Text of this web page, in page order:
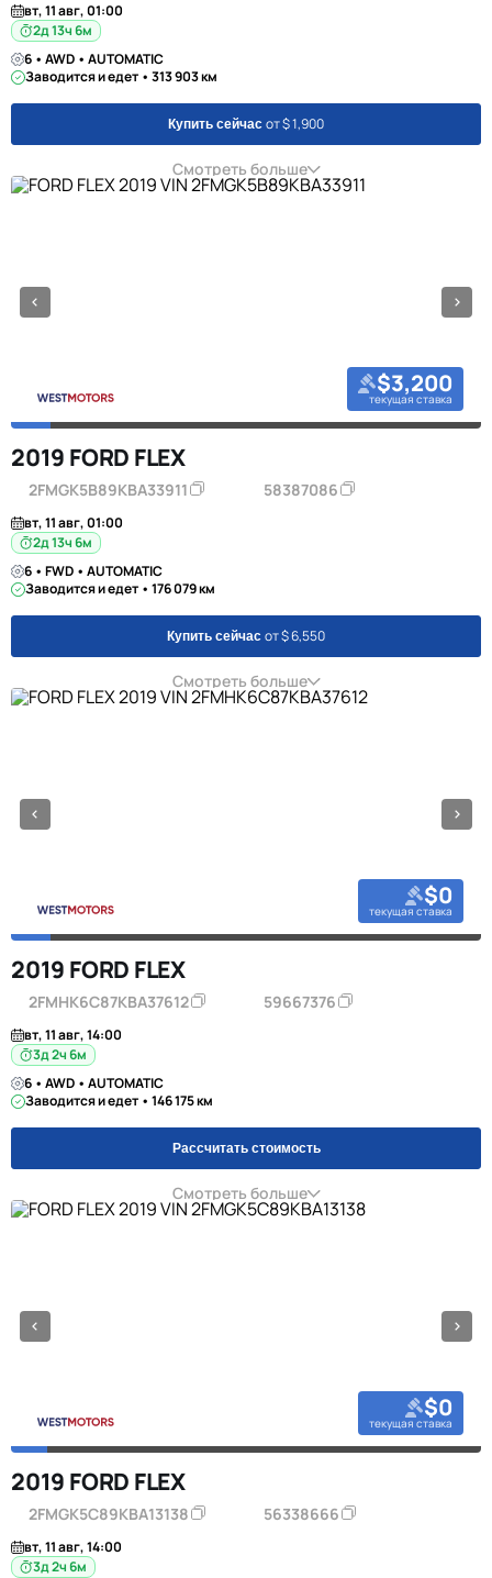
вт, 11 авг, 01:00
2д 13ч 6м
6 • AWD • AUTOMATIC
Заводится и едет • 313 903 км
Купить сейчас от $ 1,900
Смотреть больше
$3,200
текущая ставка
2019 FORD FLEX
2FMGK5B89KBA33911 58387086
вт, 11 авг, 01:00
2д 13ч 6м
6 • FWD • AUTOMATIC
Заводится и едет • 176 079 км
Купить сейчас от $ 6,550
Смотреть больше
$0
текущая ставка
2019 FORD FLEX
2FMHK6C87KBA37612 59667376
вт, 11 авг, 14:00
3д 2ч 6м
6 • AWD • AUTOMATIC
Заводится и едет • 146 175 км
Рассчитать стоимость
Смотреть больше
$0
текущая ставка
2019 FORD FLEX
2FMGK5C89KBA13138 56338666
вт, 11 авг, 14:00
3д 2ч 6м